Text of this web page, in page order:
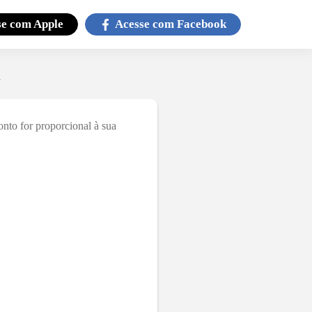
comApple Acesse com Facebook
for proporcional à sua